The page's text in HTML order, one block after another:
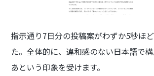
指示通り7日分の投稿案がわずか5秒ほ
た。全体的に、違和感のない日本語で
あという印象を受けます。